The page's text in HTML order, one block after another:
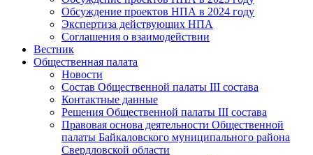
Обсуждение проектов НПА в 2024 году
Экспертиза действующих НПА
Соглашения о взаимодействии
Вестник
Общественная палата
Новости
Состав Общественной палаты III состава
Контактные данные
Решения Общественной палаты III состава
Правовая основа деятельности Общественной
палаты Байкаловского муниципального района
Свердловской области